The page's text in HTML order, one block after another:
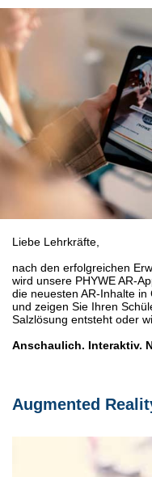
Liebe Lehrkräfte,
nach den erfolgreichen
wird unsere PHYWE AR-
die neuesten AR-Inhalte
und zeigen Sie Ihren
Salzlösung entsteht oder
Anschaulich. Interaktiv.
Augmented